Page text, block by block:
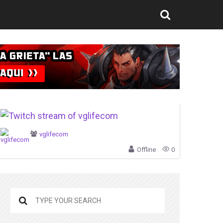
vglifecom
Offline 0